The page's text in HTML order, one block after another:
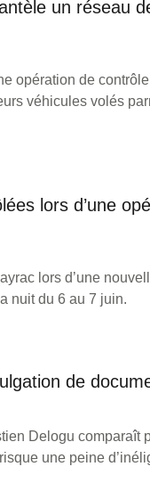
un réseau
opération de
véhicules volés
lors d’une
lors d’une
nuit du 6 au 7 juin.
de
Delogu comparaît
une peine